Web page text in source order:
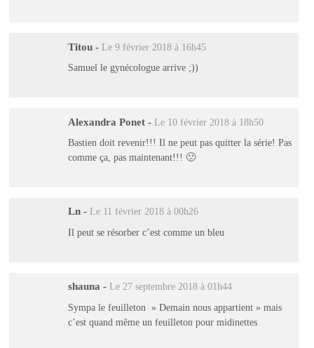
Titou - Le 9 février 2018 à 16h45
Samuel le gynécologue arrive ;))
Alexandra Ponet - Le 10 février 2018 à 18h50
Bastien doit revenir!!! Il ne peut pas quitter la série! Pas
comme ça, pas maintenant!!! 🙁
Ln - Le 11 février 2018 à 00h26
Il peut se résorber c’est comme un bleu
shauna - Le 27 septembre 2018 à 01h44
Sympa le feuilleton » Demain nous appartient » mais
c’est quand même un feuilleton pour midinettes